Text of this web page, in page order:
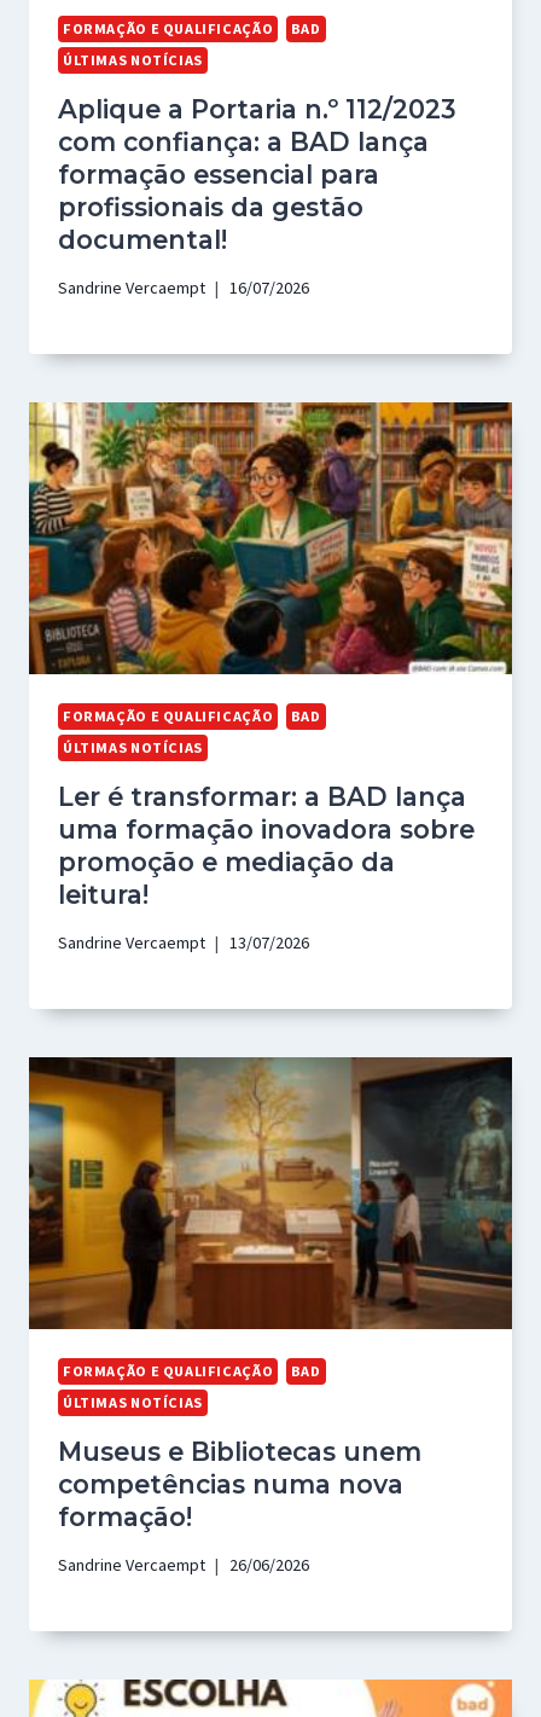
FORMAÇÃO E QUALIFICAÇÃO
BAD
ÚLTIMAS NOTÍCIAS
Aplique a Portaria n.º 112/2023
com confiança: a BAD lança
formação essencial para
profissionais da gestão
documental!
Sandrine Vercaempt 16/07/2026
FORMAÇÃO E QUALIFICAÇÃO
BAD
ÚLTIMAS NOTÍCIAS
Ler é transformar: a BAD lança
uma formação inovadora sobre
promoção e mediação da
leitura!
Sandrine Vercaempt 13/07/2026
FORMAÇÃO E QUALIFICAÇÃO
BAD
ÚLTIMAS NOTÍCIAS
Museus e Bibliotecas unem
competências numa nova
formação!
Sandrine Vercaempt 26/06/2026